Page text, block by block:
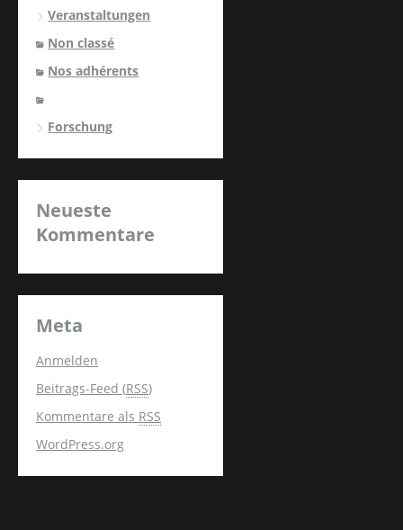
Veranstaltungen
Non classé
Nos adhérents
Forschung
Neueste
Kommentare
Meta
Anmelden
Beitrags-Feed (RSS)
Kommentare als RSS
WordPress.org